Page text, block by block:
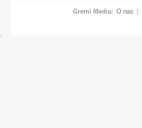
Gremi Media: O nas